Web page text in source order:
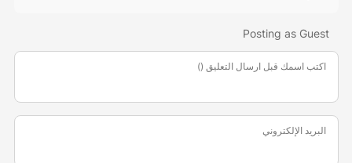
Posting as Guest
اكتب اسمك قبل ارسال التعليق ()
البريد الإلكتروني